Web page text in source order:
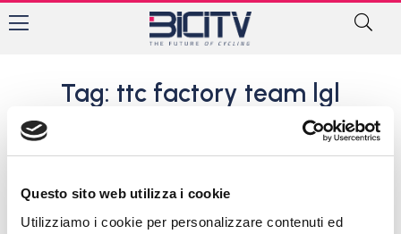
Questo sito web utilizza i cookie
Utilizziamo i cookie per personalizzare contenuti ed
Tag: ttc factory team lgl
Italiani mtb: Tra le donne si
vestono con il tricolore Eva
Martina Berta
18 Luglio 2015